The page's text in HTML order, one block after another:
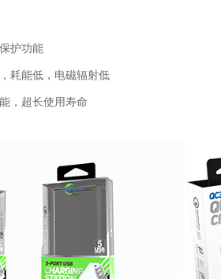
护功能
耗能低，电磁辐射低
，超长使用寿命